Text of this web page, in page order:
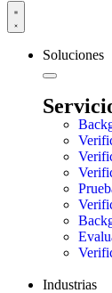
Soluciones
Industrias